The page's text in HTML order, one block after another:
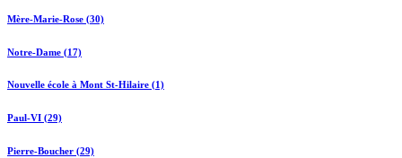
Mère-Marie-Rose (30)
Notre-Dame (17)
Nouvelle école à Mont St-Hilaire (1)
Paul-VI (29)
Pierre-Boucher (29)